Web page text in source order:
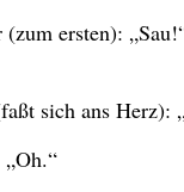
ersten):
sich ans Herz):